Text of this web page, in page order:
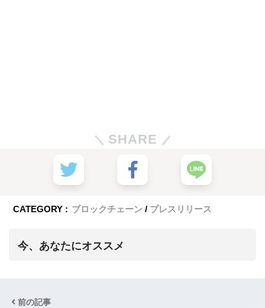
SHARE
CATEGORY : ブロックチェーン プレスリリース
今、あなたにオススメ
前の記事